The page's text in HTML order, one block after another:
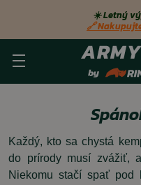
☀️ Letný
🔗
Každý, kto sa chystá
do prírody musí zvážiť,
Niekomu stačí spať pod